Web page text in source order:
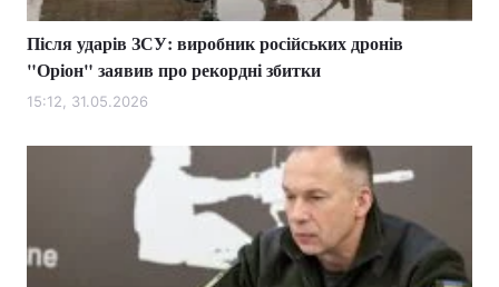
Послуги
Тема оформлення
Після ударів ЗСУ: виробник російських дронів
"Оріон" заявив про рекордні збитки
15:12, 31.05.2026